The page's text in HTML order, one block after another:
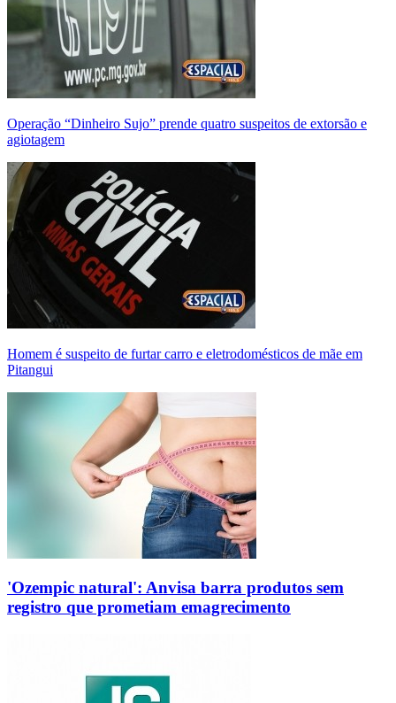
Operação “Dinheiro Sujo” prende quatro suspeitos de extorsão e
agiotagem
Homem é suspeito de furtar carro e eletrodomésticos de mãe em
Pitangui
'Ozempic natural': Anvisa barra produtos sem
registro que prometiam emagrecimento